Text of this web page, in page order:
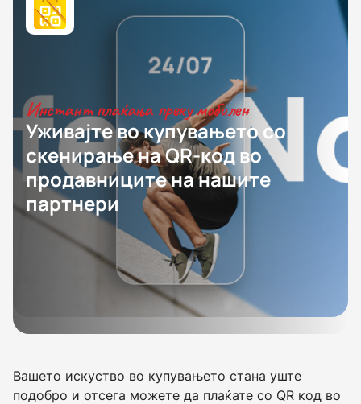
Инстант плаќања преку мобилен
Уживајте во купувањето со
скенирање на QR-код во
продавниците на нашите
партнери
Вашето искуство во купувањето стана уште
подобро и отсега можете да плаќате со QR код во